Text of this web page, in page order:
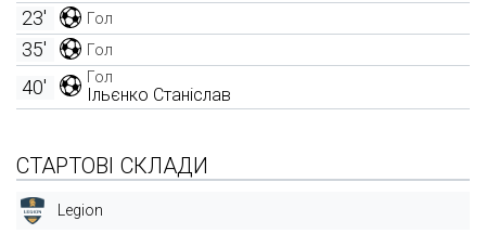
Гол
23'
Гол
35'
Гол
Ільєнко Станіслав
40'
СТАРТОВІ СКЛАДИ
Legion